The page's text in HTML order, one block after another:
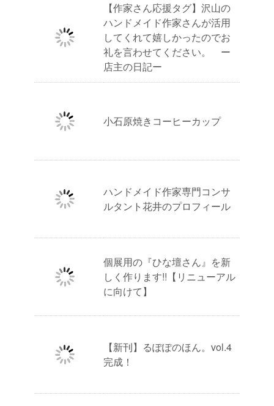
【作家さん応援タグ】沢山の
ハンドメイド作家さんが活用
してくれて嬉しかったのでお
礼を言わせてください。 ー
店主の日記ー
小石原焼きコーヒーカップ
ハンドメイド作家専門コンサ
ルタント花井のプロフィール
個展用の『ひな壇さん』を新
しく作ります!!【リニューアル
に向けて】
【新刊】るぽぽのほん。vol.4
完成！